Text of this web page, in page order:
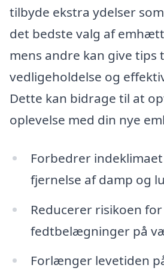
tilbyde ekstra ydelser
det bedste valg af
mens andre kan give tips
vedligeholdelse og
Dette kan bidrage til at
oplevelse med din nye
Forbedrer
fjernelse af damp og
Reducerer risikoen for
fedtbelægninger på
Forlænger levetiden